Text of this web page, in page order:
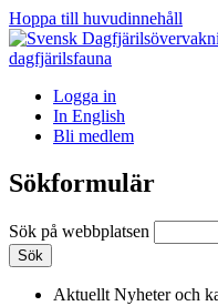
Hoppa till huvudinnehåll
Logga in
In English
Bli medlem
Sökformulär
Sök på webbplatsen
Aktuellt Nyheter och